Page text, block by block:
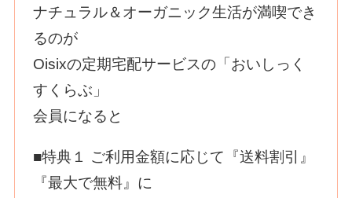
ナチュラル＆オーガニック生活が満喫でき
るのが
Оisixの定期宅配サービスの「おいしっく
すくらぶ」
会員になると
■特典１ ご利用金額に応じて『送料割引』
『最大で無料』に